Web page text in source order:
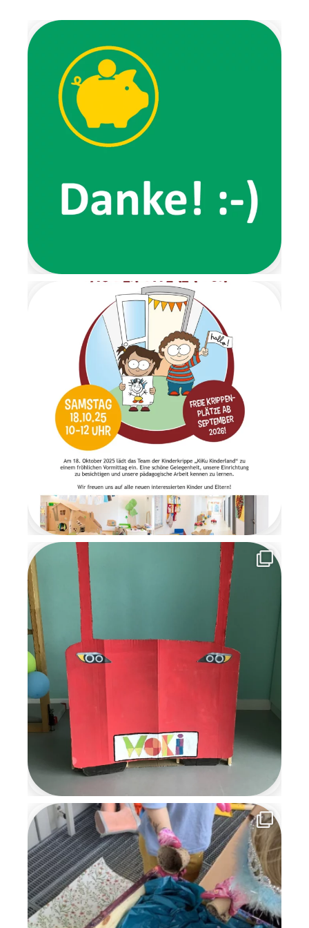
Die Wichtel brachten uns
Fingerspiele,
Ausmalbilder und luden uns
zu verschiedenen
Aktivitäten ein. Außerdem
erzählten sie von ihren
Erlebnissen, wie zum Beispiel
von ihrem
Lieblingsspaziergang, den wir
gemeinsam ausprobierten.
der Wichtelbrunch. Schon im
Eingangsbereich wartete eine
Nachricht der beiden Wichtel
und forderte die Kinder dazu
Mit stimmungsvoller
Weihnachtsmusik wurden alle
Kinder herzlich begrüßt.
Gemeinsam frühstückten wir
in ruhiger und gemütlicher
Atmosphäre. Anschließend
wartete ein Geschenketisch,
an dem die Überraschungen
im Morgenkreis gemeinsam
ausgepackt wurden. Es war
ein Moment voller Staunen
und Freude. Am letzten Tag
der Wichtelzeit
verabschiedeten sich die
Wichtel mit einem
Abschiedsbrief. Sie bedankten
sich für die schöne
gemeinsame Zeit und
versprachen den Kindern, im
nächsten Jahr
wiederzukommen. Die
Wichtelzeit war für alle eine
besondere, magische Zeit
voller Kreativität,
Gemeinschaft und
weihnachtlicher Vorfreude, an
die wir uns noch lange
erinnern werden.